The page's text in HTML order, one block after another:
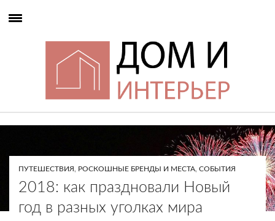
ПУТЕШЕСТВИЯ, РОСКОШНЫЕ БРЕНДЫ И МЕСТА, СОБЫТИЯ
2018: как праздновали Новый
год в разных уголках мира